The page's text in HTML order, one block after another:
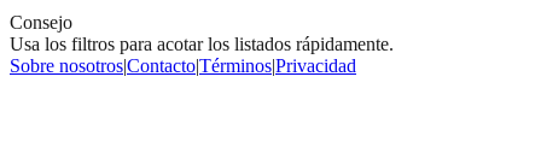
Consejo
Usa los filtros para acotar los listados rápidamente.
Sobre nosotros|Contacto|Términos|Privacidad